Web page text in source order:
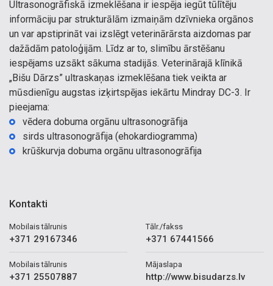
Ultrasonogrāfiskā izmeklēšana ir iespēja iegūt tūlītēju
informāciju par strukturālām izmaiņām dzīvnieka orgānos
un var apstiprināt vai izslēgt veterinārārsta aizdomas par
dažādām patoloģijām. Līdz ar to, slimību ārstēšanu
iespējams uzsākt sākuma stadijās. Veterinārajā klīnikā
„Bišu Dārzs” ultraskaņas izmeklēšana tiek veikta ar
mūsdienīgu augstas izķirtspējas iekārtu Mindray DC-3. Ir
pieejama:
vēdera dobuma orgānu ultrasonogrāfija
sirds ultrasonogrāfija (ehokardiogramma)
krūškurvja dobuma orgānu ultrasonogrāfija
Kontakti
Mobilais tālrunis
+371 29167346
Mobilais tālrunis
+371 25507887
Tālr./fakss
+371 67441566
Mājaslapa
http://www.bisudarzs.lv